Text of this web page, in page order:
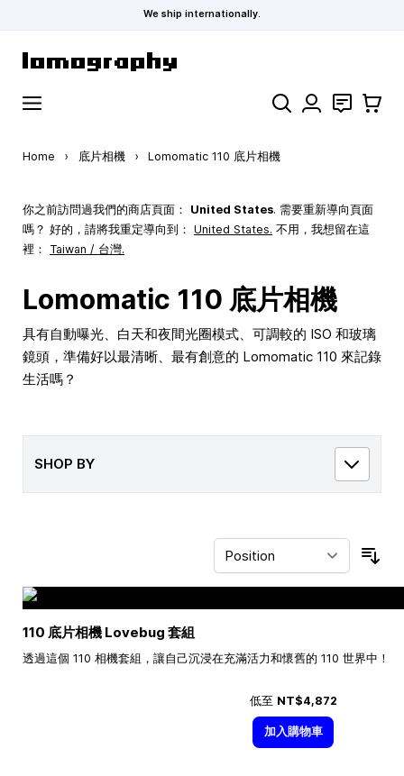
We ship internationally.
Search 聯絡 購物車
Home › 底片相機 › Lomomatic 110 底片相機
你之前訪問過我們的商店頁面： United States. 需要重新導向頁面
嗎？ 好的，請將我重定導向到： United States. 不用，我想留在這
裡： Taiwan / 台灣.
Lomomatic 110 底片相機
具有自動曝光、白天和夜間光圈模式、可調較的 ISO 和玻璃
鏡頭，準備好以最清晰、最有創意的 Lomomatic 110 來記錄
生活嗎？
SHOP BY
110 底片相機 Lovebug 套組
透過這個 110 相機套組，讓自己沉浸在充滿活力和懷舊的 110 世界中！
低至 NT$4,872
加入購物車